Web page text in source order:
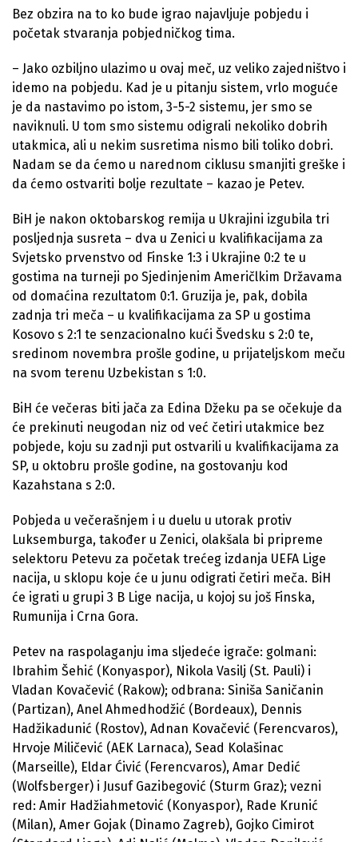
Bez obzira na to ko bude igrao najavljuje pobjedu i
početak stvaranja pobjedničkog tima.
– Jako ozbiljno ulazimo u ovaj meč, uz veliko zajedništvo i
idemo na pobjedu. Kad je u pitanju sistem, vrlo moguće
je da nastavimo po istom, 3-5-2 sistemu, jer smo se
naviknuli. U tom smo sistemu odigrali nekoliko dobrih
utakmica, ali u nekim susretima nismo bili toliko dobri.
Nadam se da ćemo u narednom ciklusu smanjiti greške i
da ćemo ostvariti bolje rezultate – kazao je Petev.
BiH je nakon oktobarskog remija u Ukrajini izgubila tri
posljednja susreta – dva u Zenici u kvalifikacijama za
Svjetsko prvenstvo od Finske 1:3 i Ukrajine 0:2 te u
gostima na turneji po Sjedinjenim Američlkim Državama
od domaćina rezultatom 0:1. Gruzija je, pak, dobila
zadnja tri meča – u kvalifikacijama za SP u gostima
Kosovo s 2:1 te senzacionalno kući Švedsku s 2:0 te,
sredinom novembra prošle godine, u prijateljskom meču
na svom terenu Uzbekistan s 1:0.
BiH će večeras biti jača za Edina Džeku pa se očekuje da
će prekinuti neugodan niz od već četiri utakmice bez
pobjede, koju su zadnji put ostvarili u kvalifikacijama za
SP, u oktobru prošle godine, na gostovanju kod
Kazahstana s 2:0.
Pobjeda u večerašnjem i u duelu u utorak protiv
Luksemburga, također u Zenici, olakšala bi pripreme
selektoru Petevu za početak trećeg izdanja UEFA Lige
nacija, u sklopu koje će u junu odigrati četiri meča. BiH
će igrati u grupi 3 B Lige nacija, u kojoj su još Finska,
Rumunija i Crna Gora.
Petev na raspolaganju ima sljedeće igrače: golmani:
Ibrahim Šehić (Konyaspor), Nikola Vasilj (St. Pauli) i
Vladan Kovačević (Rakow); odbrana: Siniša Saničanin
(Partizan), Anel Ahmedhodžić (Bordeaux), Dennis
Hadžikadunić (Rostov), Adnan Kovačević (Ferencvaros),
Hrvoje Miličević (AEK Larnaca), Sead Kolašinac
(Marseille), Eldar Ćivić (Ferencvaros), Amar Dedić
(Wolfsberger) i Jusuf Gazibegović (Sturm Graz); vezni
red: Amir Hadžiahmetović (Konyaspor), Rade Krunić
(Milan), Amer Gojak (Dinamo Zagreb), Gojko Cimirot